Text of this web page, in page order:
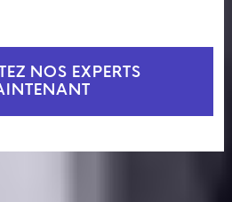
NOS EXPERTS